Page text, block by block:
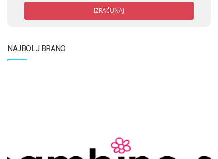
IZRAČUNAJ
NAJBOLJ BRANO